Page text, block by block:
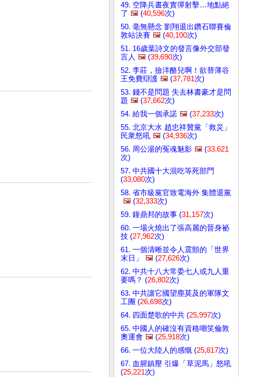
49. 空降兵晝夜實彈射擊…地點絕
了 🖼️ (40,596次)
50. 毫無懸念 劉翔退出鑽石聯賽倫
敦站決賽 🖼️ (40,100次)
51. 16歲葉詩文的發言像外交部發
言人 🖼️ (39,690次)
52. 李莊，撿洋酪兒啊！欲替薄谷
王免費辯護 🖼️ (37,781次)
53. 錢不是問題 失去林書豪才是問
題 🖼️ (37,662次)
54. 給我一個承諾 🖼️ (37,233次)
55. 北京大水 趙忠祥贊黨「救災」
民衆怒吼 🖼️ (34,936次)
56. 周公湯的冤魂魅影 🖼️ (33,621
次)
57. 中共國十大混吃等死部門
(33,080次)
58. 省市級黨官致電海外 集體退黨
🖼️ (32,333次)
59. 鐘鼎邦的故事 (31,157次)
60. 一場火燒出了張高麗的晉身祕
技 (27,962次)
61. 一個清晰並令人震顫的「世界
末日」
🖼️ (27,626次)
62. 中共十八大常委七人或九人重
要嗎？ (26,802次)
63. 中共讓它國望塵莫及的軍隊文
工團 (26,698次)
64. 四面楚歌的中共 (25,997次)
65. 中國人的確沒有資格嘲笑倫敦
奧運會 🖼️ (25,918次)
66. 一位大陸人的感慨 (25,817次)
67. 血腥鎮壓 引爆「草泥馬」怒吼
(25,221次)